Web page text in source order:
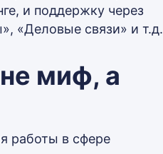
и поддержку через
«Деловые связи» и т.д.
миф, а
работы в сфере